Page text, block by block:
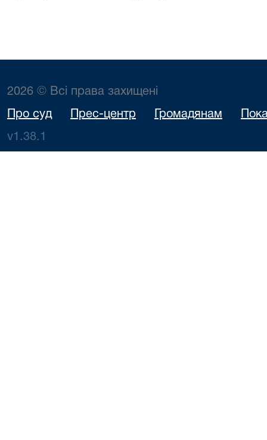
2026 © Всі права захищені
Про суд Прес-центр Громадянам
v1.38.1